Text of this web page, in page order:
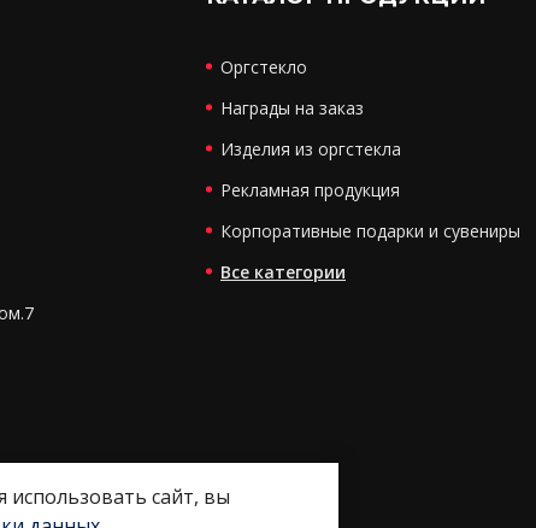
Оргстекло
Награды на заказ
Изделия из оргстекла
Рекламная продукция
Корпоративные подарки и сувениры
Все категории
использовать сайт, вы